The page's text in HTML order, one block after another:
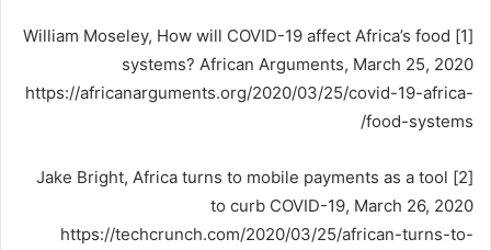
[1] William Moseley, How will COVID-19 affect Africa’s food
systems? African Arguments, March 25, 2020
https://africanarguments.org/2020/03/25/covid-19-africa-
food-systems/
[2] Jake Bright, Africa turns to mobile payments as a tool
to curb COVID-19, March 26, 2020
https://techcrunch.com/2020/03/25/african-turns-to-